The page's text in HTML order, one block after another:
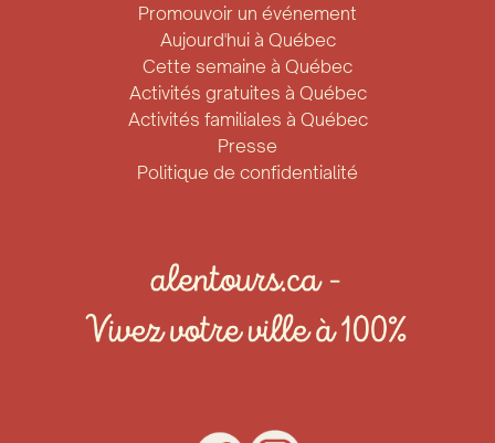
Promouvoir un événement
Aujourd'hui à Québec
Cette semaine à Québec
Activités gratuites à Québec
Activités familiales à Québec
Presse
Politique de confidentialité